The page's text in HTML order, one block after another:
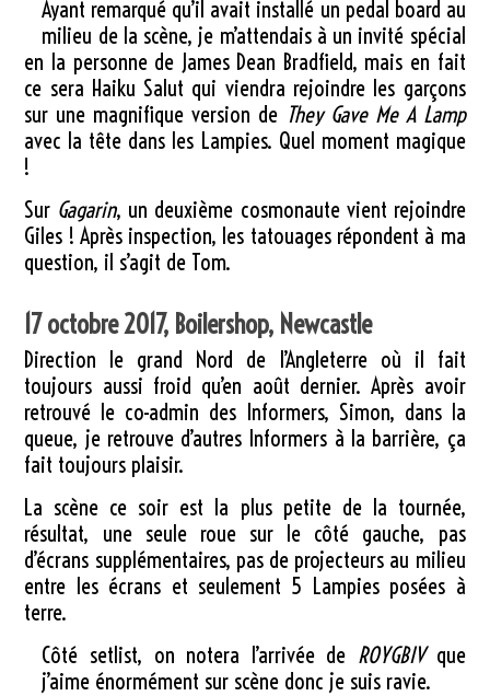
Ayant remarqué qu’il avait installé un pedal board au
milieu de la scène, je m’attendais à un invité spécial
en la personne de James Dean Bradfield, mais en fait
ce sera Haiku Salut qui viendra rejoindre les garçons
sur une magnifique version de They Gave Me A Lamp
avec la tête dans les Lampies. Quel moment magique
!
Sur Gagarin, un deuxième cosmonaute vient rejoindre
Giles ! Après inspection, les tatouages répondent à ma
question, il s’agit de Tom.
17 octobre 2017, Boilershop, Newcastle
Direction le grand Nord de l’Angleterre où il fait
toujours aussi froid qu’en août dernier. Après avoir
retrouvé le co-admin des Informers, Simon, dans la
queue, je retrouve d’autres Informers à la barrière, ça
fait toujours plaisir.
La scène ce soir est la plus petite de la tournée,
résultat, une seule roue sur le côté gauche, pas
d’écrans supplémentaires, pas de projecteurs au milieu
entre les écrans et seulement 5 Lampies posées à
terre.
Côté setlist, on notera l’arrivée de ROYGBIVque
j’aime énormément sur scène donc je suis ravie.